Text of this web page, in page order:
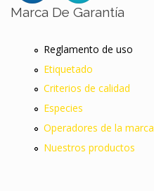
Marca De Garantía
Reglamento de uso
Etiquetado
Criterios de calidad
Especies
Operadores de la marca
Nuestros productos